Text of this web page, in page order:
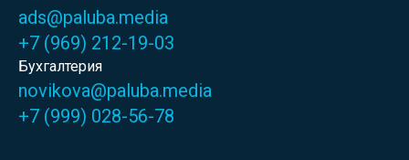
ads@paluba.media
+7 (969) 212-19-03
Бухгалтерия
novikova@paluba.media
+7 (999) 028-56-78